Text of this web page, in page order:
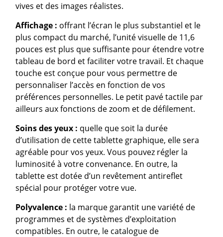
vives et des images réalistes.
Affichage : offrant l’écran le plus substantiel et le
plus compact du marché, l’unité visuelle de 11,6
pouces est plus que suffisante pour étendre votre
tableau de bord et faciliter votre travail. Et chaque
touche est conçue pour vous permettre de
personnaliser l’accès en fonction de vos
préférences personnelles. Le petit pavé tactile par
ailleurs aux fonctions de zoom et de défilement.
Soins des yeux : quelle que soit la durée
d’utilisation de cette tablette graphique, elle sera
agréable pour vos yeux. Vous pouvez régler la
luminosité à votre convenance. En outre, la
tablette est dotée d’un revêtement antireflet
spécial pour protéger votre vue.
Polyvalence : la marque garantit une variété de
programmes et de systèmes d’exploitation
compatibles. En outre, le catalogue de